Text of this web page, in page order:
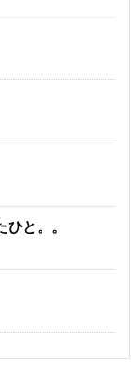
と。。